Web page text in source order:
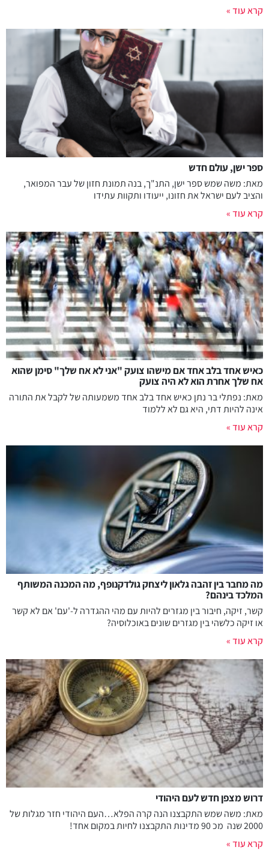
קרא עוד »
ספר ישן, עולם חדש
מאת: משה שמש ספר ישן, התנ"ך, בנה תמונת חזון של עבר המפואר,
והציב לעם ישראל את חזונו, ייעודו ותקוות עתידו
קרא עוד »
כאיש אחד בלב אחד אם מישהו צועק "אני לא אח שלך" סימן שהוא
אח שלך אחרת הוא לא היה צועק
מאת: נפתלי בר נתן כאיש אחד בלב אחד משמעותה של לקבל את התורה
אינה להיות דתי, היא גם לא ללמוד
קרא עוד »
מה מחבר בין זהבה גלאון ליצחק גולדקנופף, מה המכנה המשותף
המלכד בינהם?
קשר, זיקה, חיבור בין מגזרים להיות עם מהי ההגדרה ל-'עם' אם לא קשר
או זיקה כלשהי בין מגזרים שונים באוכלוסיה?
קרא עוד »
דרוש מצפן חדש לעם היהודי
מאת: משה שמש התקבצנו הנה קרה הפלא…העם היהודי חזר מגלות של
2000 שנה מכ 90 מדינות התקבצנו לחיות במקום אחד!
קרא עוד »